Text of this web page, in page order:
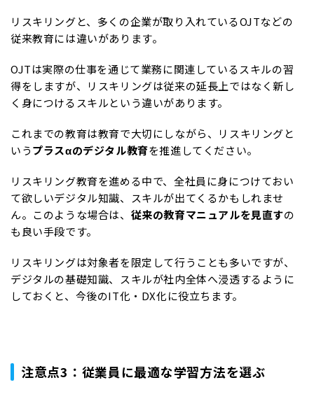
リスキリングと、多くの企業が取り入れているOJTなどの
従来教育には違いがあります。
OJTは実際の仕事を通じて業務に関連しているスキルの習
得をしますが、リスキリングは従来の延長上ではなく新し
く身につけるスキルという違いがあります。
これまでの教育は教育で大切にしながら、リスキリングと
いうプラスαのデジタル教育を推進してください。
リスキリング教育を進める中で、全社員に身につけておい
て欲しいデジタル知識、スキルが出てくるかもしれませ
ん。このような場合は、 従来の教育マニュアルを見直すの
も良い手段です。
リスキリングは対象者を限定して行うことも多いですが、
デジタルの基礎知識、スキルが社内全体へ浸透するように
しておくと、今後のIT化・DX化に役立ちます。
注意点3：従業員に最適な学習方法を選ぶ